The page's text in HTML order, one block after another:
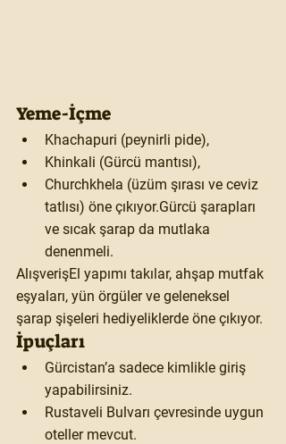
Yeme-İçme
Khachapuri (peynirli pide),
Khinkali (Gürcü mantısı),
Churchkhela (üzüm şırası ve ceviz
tatlısı) öne çıkıyor.Gürcü şarapları
ve sıcak şarap da mutlaka
denenmeli.
AlışverişEl yapımı takılar, ahşap mutfak
eşyaları, yün örgüler ve geleneksel
şarap şişeleri hediyeliklerde öne çıkıyor.
İpuçları
Gürcistan’a sadece kimlikle giriş
yapabilirsiniz.
Rustaveli Bulvarı çevresinde uygun
oteller mevcut.